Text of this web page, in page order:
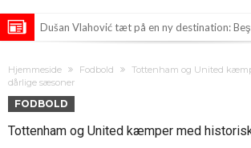
Dušan Vlahović tæt på en ny destination:
Ombord
Ronaldo viser sine luksusbiler frem i garagen
Hjemmeside Fodbold
Tottenham og United
dårlige sæsoner
FODBOLD
Tottenham og United kæmper med